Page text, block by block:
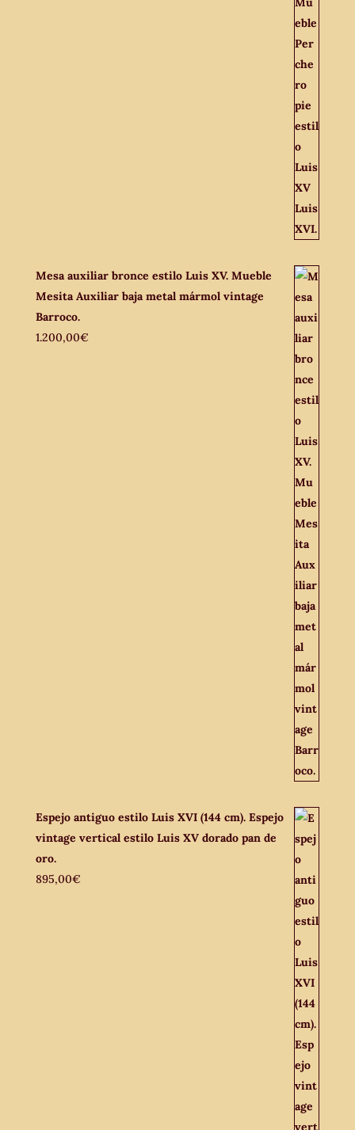
Mesa auxiliar bronce estilo Luis XV. Mueble
Mesita Auxiliar baja metal mármol vintage
Barroco.
1.200,00€
Espejo antiguo estilo Luis XVI (144 cm). Espejo
vintage vertical estilo Luis XV dorado pan de
oro.
895,00€